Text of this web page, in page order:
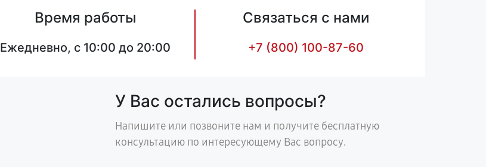
Время работы
Ежедневно, с 10:00 до 20:00
Связаться с нами
+7 (800) 100-87-60
У Вас остались вопросы?
Напишите или позвоните нам и получите бесплатную
консультацию по интересующему Вас вопросу.